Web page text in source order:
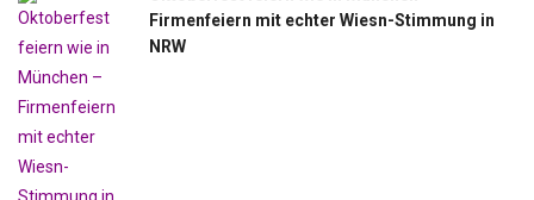
Firmenfeiern mit echter Wiesn-Stimmung in
NRW